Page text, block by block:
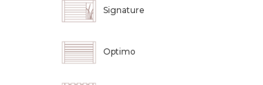
Signature
Optimo